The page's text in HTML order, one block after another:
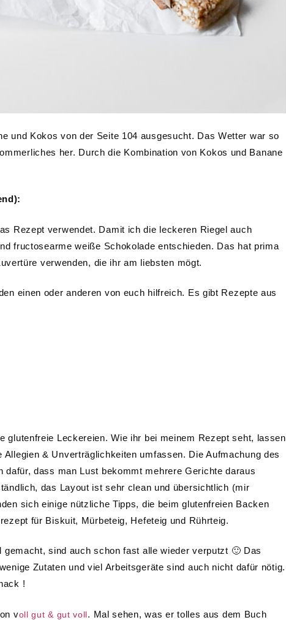
und Kokos von der Seite 104 ausgesucht. Das Wetter war so
her. Durch die Kombination von Kokos und Banane
Rezept verwendet. Damit ich die leckeren Riegel auch
fructosearme weiße Schokolade entschieden. Das hat prima
verwenden, die ihr am liebsten mögt.
einen oder anderen von euch hilfreich. Es gibt Rezepte aus
glutenfreie Leckereien. Wie ihr bei meinem Rezept seht, lassen
& Unverträglichkeiten umfassen. Die Aufmachung des
dass man Lust bekommt mehrere Gerichte daraus
das Layout ist sehr clean und übersichtlich (mir
sich einige nützliche Tipps, die beim glutenfreien Backen
für Biskuit, Mürbeteig, Hefeteig und Rührteig.
sind auch schon fast alle wieder verputzt 🙂 Das
Zutaten und viel Arbeitsgeräte sind auch nicht dafür nötig.
!
voll gut & gut voll. Mal sehen, was er tolles aus dem Buch